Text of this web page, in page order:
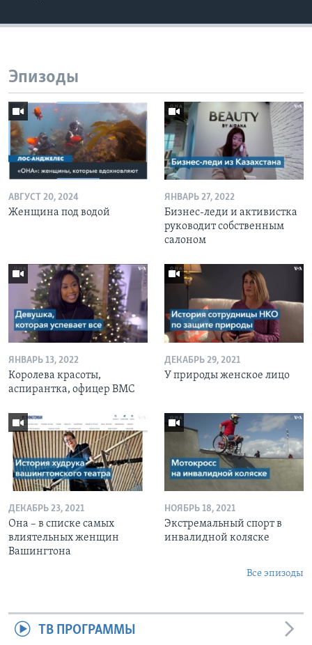
Эпизоды
АВГУСТ 20, 2024
Женщина под водой
ЯНВАРЬ 27, 2022
Бизнес-леди и активистка
руководит собственным
салоном
ЯНВАРЬ 13, 2022
Королева красоты,
аспирантка, офицер ВМС
ДЕКАБРЬ 29, 2021
У природы женское лицо
ДЕКАБРЬ 23, 2021
Она – в списке самых
влиятельных женщин
Вашингтона
НОЯБРЬ 18, 2021
Экстремальный спорт в
инвалидной коляске
Все эпизоды
ТВ ПРОГРАММЫ